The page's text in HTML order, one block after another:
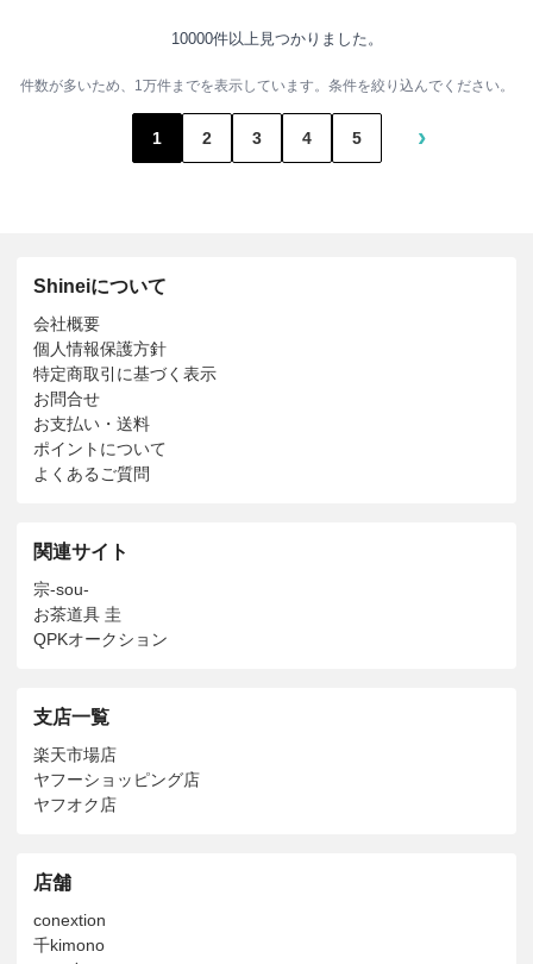
10000件以上見つかりました。
件数が多いため、1万件までを表示しています。条件を絞り込んでください。
1 2 3 4 5 ›
Shineiについて
会社概要
個人情報保護方針
特定商取引に基づく表示
お問合せ
お支払い・送料
ポイントについて
よくあるご質問
関連サイト
宗-sou-
お茶道具 圭
QPKオークション
支店一覧
楽天市場店
ヤフーショッピング店
ヤフオク店
店舗
conextion
千kimono